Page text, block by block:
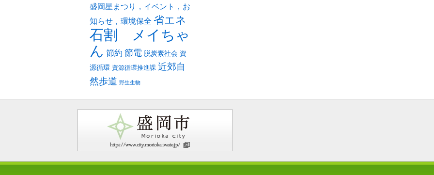
盛岡星まつり，イベント，お
知らせ，環境保全 省エネ
石割 メイちゃ
ん 節約 節電 脱炭素社会 資
源循環 資源循環推進課 近郊自
然歩道 野生生物